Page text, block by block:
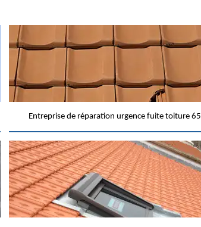
Entreprise de réparation urgence fuite toiture 65